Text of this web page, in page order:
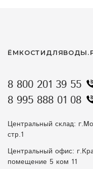
8 800 201 39 55
8 995 888 01 08
Центральный склад:
стр.1
Центральный офис:
помещение 5 ком 11